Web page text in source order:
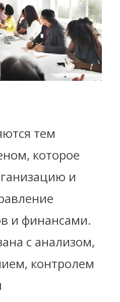
тем
которое
и
и финансами.
с анализом,
контролем